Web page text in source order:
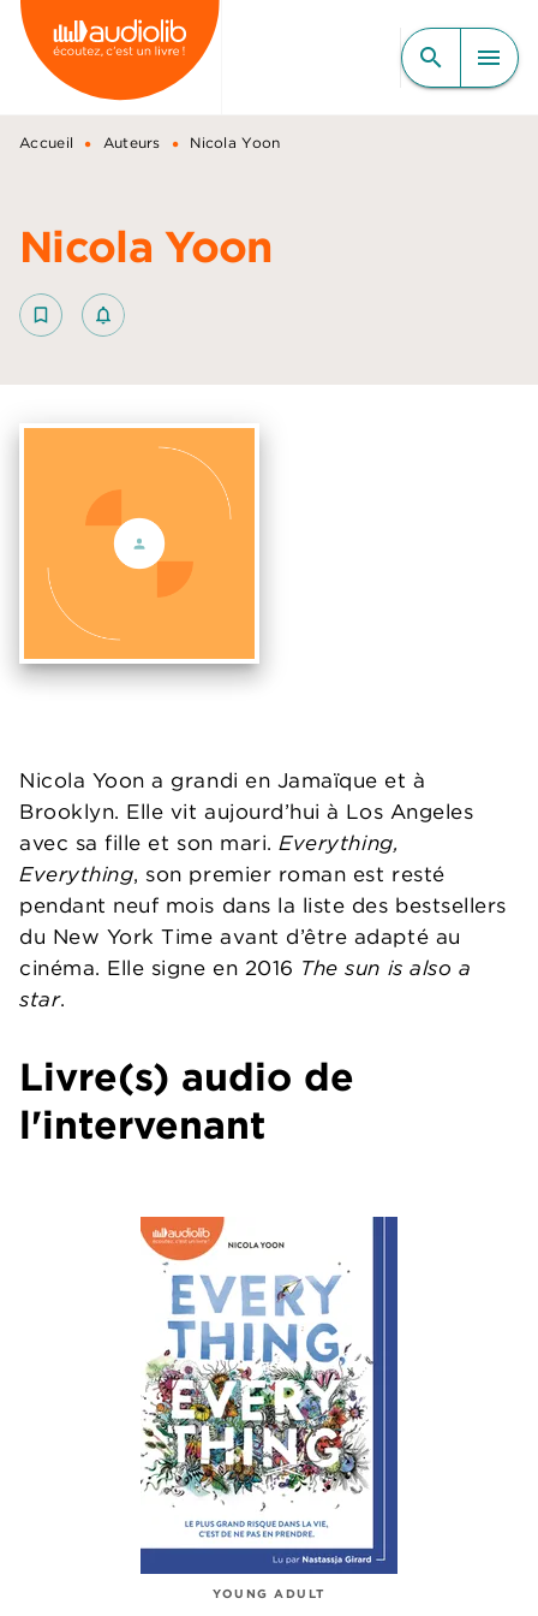
MENU RECHERCHE
CONTENU
PIED DE PAGE
search menu
Accueil • Auteurs • Nicola Yoon
Nicola Yoon
bookmark_border notifications_none_outlined
Nicola Yoon a grandi en Jamaïque et à
Brooklyn. Elle vit aujourd’hui à Los Angeles
avec sa fille et son mari.Everything,
Everything, son premier roman est resté
pendant neuf mois dans la liste des bestsellers
du New York Time avant d’être adapté au
cinéma. Elle signe en 2016 The sun is also a
star.
Livre(s) audio de
l'intervenant
YOUNG ADULT